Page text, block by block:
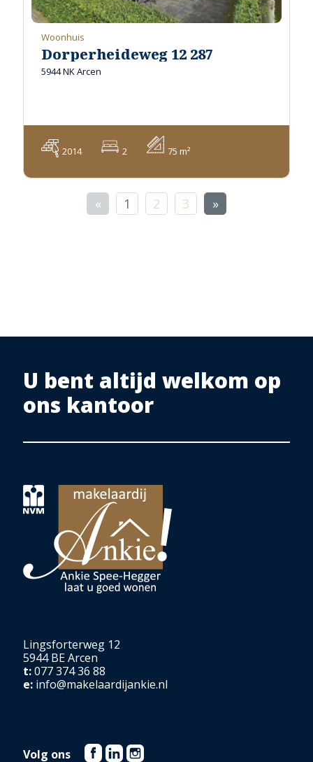
Woonhuis
Dorperheideweg 12 287
5944 NK Arcen
2014 2 75 m²
« 1 2 3 »
U bent altijd welkom op
ons kantoor
Lingsforterweg 12
5944 BE Arcen
t:077 374 36 88
e: info@makelaardijankie.nl
Volg ons